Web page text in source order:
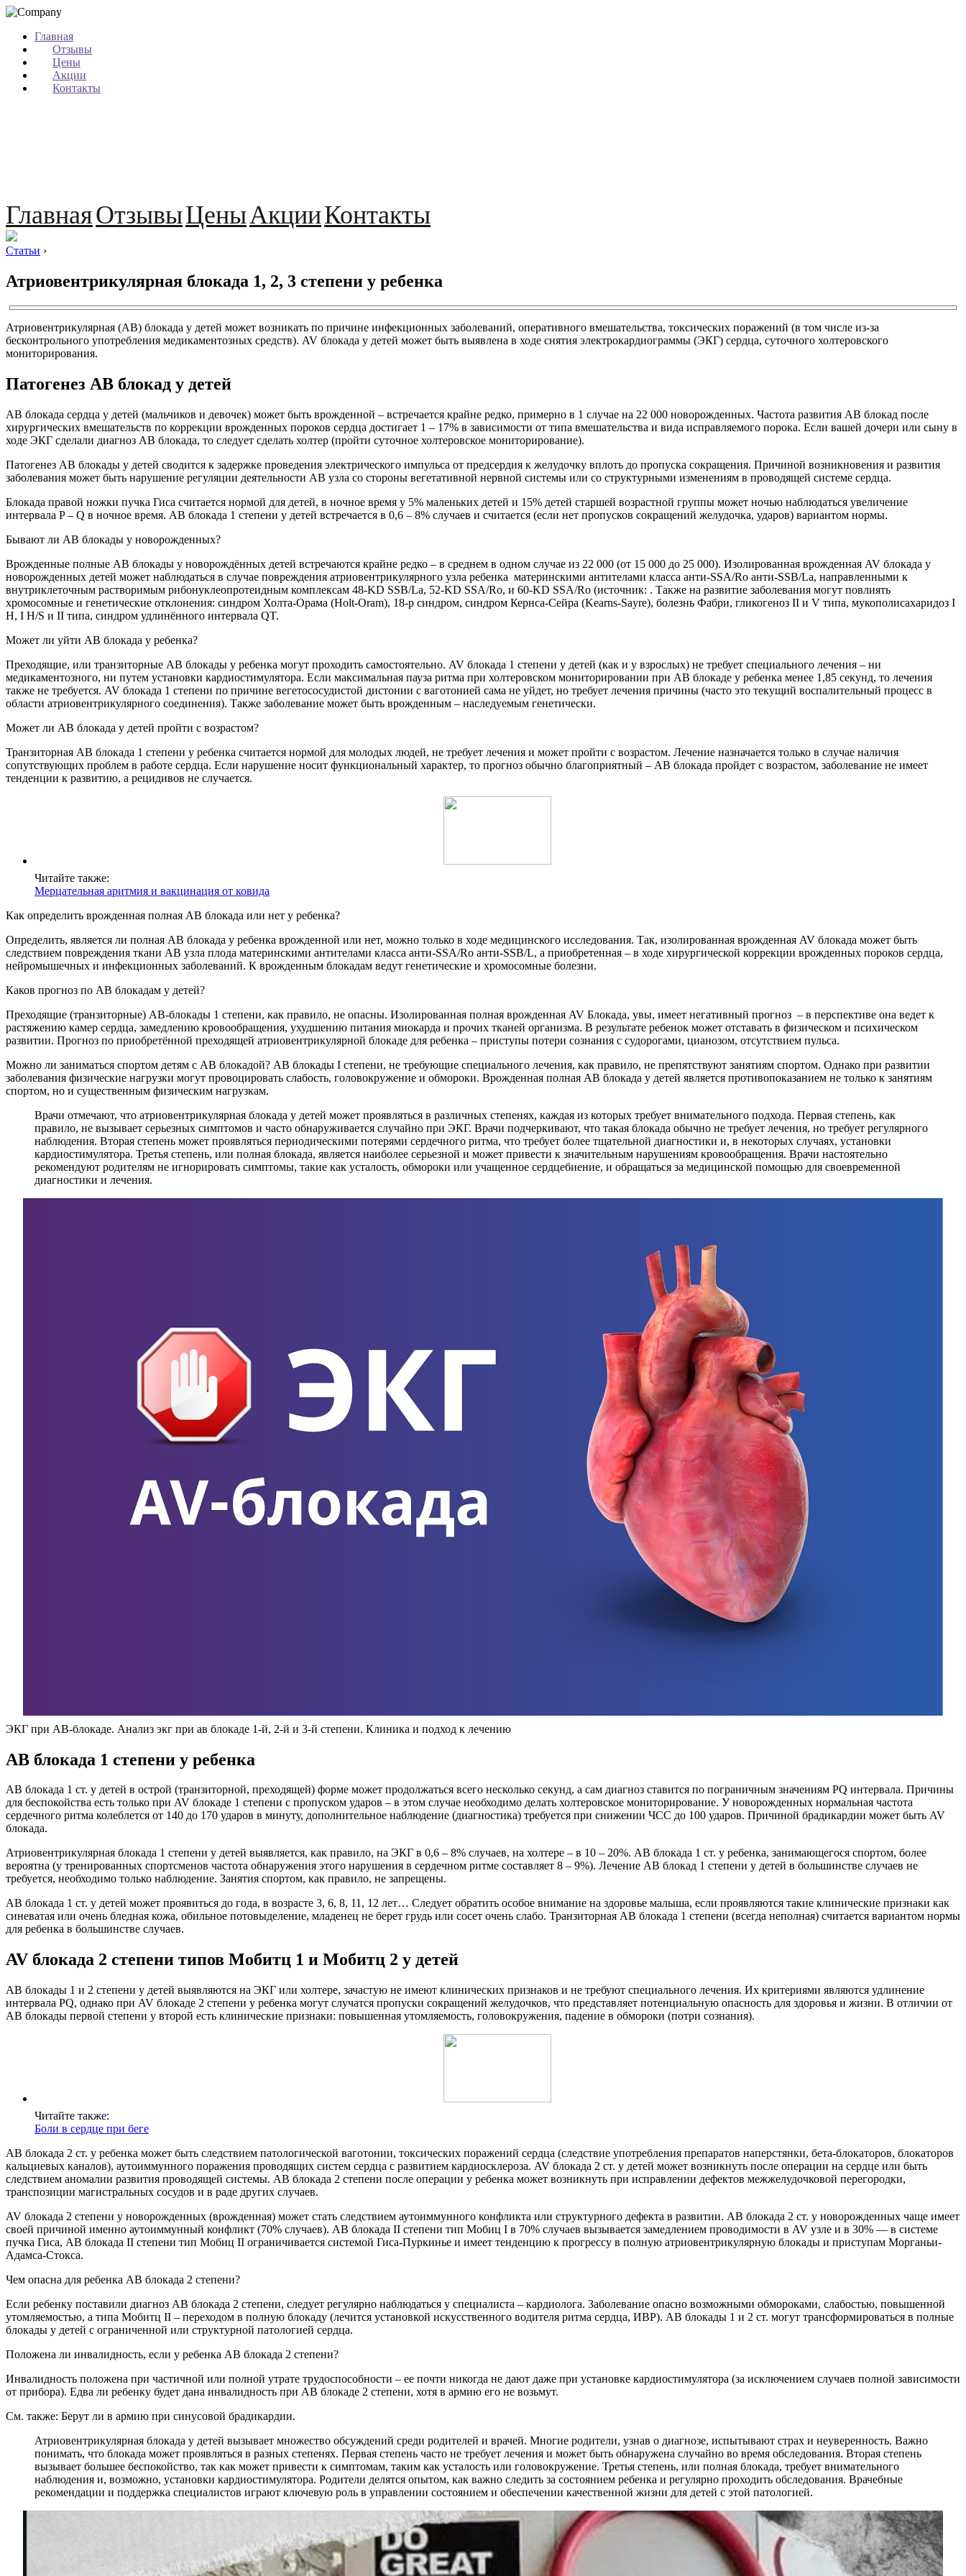
Главная
Отзывы
Цены
Акции
Контакты
ГлавнаяОтзывыЦеныАкцииКонтакты
Статьи ›
Атриовентрикулярная блокада 1, 2, 3 степени у ребенка
Атриовентрикулярная (АВ) блокада у детей может возникать по причине инфекционных заболеваний, оперативного вмешательства, токсических поражений (в том числе из-за
бесконтрольного употребления медикаментозных средств). AV блокада у детей может быть выявлена в ходе снятия электрокардиограммы (ЭКГ) сердца, суточного холтеровского
мониторирования.
Патогенез АВ блокад у детей
АВ блокада сердца у детей (мальчиков и девочек) может быть врожденной – встречается крайне редко, примерно в 1 случае на 22 000 новорожденных. Частота развития АВ блокад после
хирургических вмешательств по коррекции врожденных пороков сердца достигает 1 – 17% в зависимости от типа вмешательства и вида исправляемого порока. Если вашей дочери или сыну в
ходе ЭКГ сделали диагноз АВ блокада, то следует сделать холтер (пройти суточное холтеровское мониторирование).
Патогенез АВ блокады у детей сводится к задержке проведения электрического импульса от предсердия к желудочку вплоть до пропуска сокращения. Причиной возникновения и развития
заболевания может быть нарушение регуляции деятельности АВ узла со стороны вегетативной нервной системы или со структурными изменениям в проводящей системе сердца.
Блокада правой ножки пучка Гиса считается нормой для детей, в ночное время у 5% маленьких детей и 15% детей старшей возрастной группы может ночью наблюдаться увеличение
интервала P – Q в ночное время. АВ блокада 1 степени у детей встречается в 0,6 – 8% случаев и считается (если нет пропусков сокращений желудочка, ударов) вариантом нормы.
Бывают ли АВ блокады у новорожденных?
Врожденные полные АВ блокады у новорождённых детей встречаются крайне редко – в среднем в одном случае из 22 000 (от 15 000 до 25 000). Изолированная врожденная AV блокада у
новорожденных детей может наблюдаться в случае повреждения атриовентрикулярного узла ребенка материнскими антителами класса анти-SSA/Ro анти-SSB/La, направленными к
внутриклеточным растворимым рибонуклеопротеидным комплексам 48-KD SSB/La, 52-KD SSA/Ro, и 60-KD SSA/Ro (источник: . Также на развитие заболевания могут повлиять
хромосомные и генетические отклонения: синдром Холта-Орама (Holt-Oram), 18-p синдром, синдром Кернса-Сейра (Kearns-Sayre), болезнь Фабри, гликогеноз II и V типа, мукополисахаридоз I
H, I H/S и II типа, синдром удлинённого интервала QT.
Может ли уйти АВ блокада у ребенка?
Преходящие, или транзиторные АВ блокады у ребенка могут проходить самостоятельно. AV блокада 1 степени у детей (как и у взрослых) не требует специального лечения – ни
медикаментозного, ни путем установки кардиостимулятора. Если максимальная пауза ритма при холтеровском мониторировании при АВ блокаде у ребенка менее 1,85 секунд, то лечения
также не требуется. AV блокада 1 степени по причине вегетососудистой дистонии с ваготонией сама не уйдет, но требует лечения причины (часто это текущий воспалительный процесс в
области атриовентрикулярного соединения). Также заболевание может быть врожденным – наследуемым генетически.
Может ли АВ блокада у детей пройти с возрастом?
Транзиторная АВ блокада 1 степени у ребенка считается нормой для молодых людей, не требует лечения и может пройти с возрастом. Лечение назначается только в случае наличия
сопутствующих проблем в работе сердца. Если нарушение носит функциональный характер, то прогноз обычно благоприятный – АВ блокада пройдет с возрастом, заболевание не имеет
тенденции к развитию, а рецидивов не случается.
Читайте также:
Мерцательная аритмия и вакцинация от ковида
Как определить врожденная полная АВ блокада или нет у ребенка?
Определить, является ли полная АВ блокада у ребенка врожденной или нет, можно только в ходе медицинского исследования. Так, изолированная врожденная AV блокада может быть
следствием повреждения ткани АВ узла плода материнскими антителами класса анти-SSA/Ro анти-SSB/L, а приобретенная – в ходе хирургической коррекции врожденных пороков сердца,
нейромышечных и инфекционных заболеваний. К врожденным блокадам ведут генетические и хромосомные болезни.
Каков прогноз по АВ блокадам у детей?
Преходящие (транзиторные) АВ-блокады 1 степени, как правило, не опасны. Изолированная полная врожденная AV Блокада, увы, имеет негативный прогноз – в перспективе она ведет к
растяжению камер сердца, замедлению кровообращения, ухудшению питания миокарда и прочих тканей организма. В результате ребенок может отставать в физическом и психическом
развитии. Прогноз по приобретённой преходящей атриовентрикулярной блокаде для ребенка – приступы потери сознания с судорогами, цианозом, отсутствием пульса.
Можно ли заниматься спортом детям с АВ блокадой? АВ блокады I степени, не требующие специального лечения, как правило, не препятствуют занятиям спортом. Однако при развитии
заболевания физические нагрузки могут провоцировать слабость, головокружение и обмороки. Врожденная полная АВ блокада у детей является противопоказанием не только к занятиям
спортом, но и существенным физическим нагрузкам.
Врачи отмечают, что атриовентрикулярная блокада у детей может проявляться в различных степенях, каждая из которых требует внимательного подхода. Первая степень, как
правило, не вызывает серьезных симптомов и часто обнаруживается случайно при ЭКГ. Врачи подчеркивают, что такая блокада обычно не требует лечения, но требует регулярного
наблюдения. Вторая степень может проявляться периодическими потерями сердечного ритма, что требует более тщательной диагностики и, в некоторых случаях, установки
кардиостимулятора. Третья степень, или полная блокада, является наиболее серьезной и может привести к значительным нарушениям кровообращения. Врачи настоятельно
рекомендуют родителям не игнорировать симптомы, такие как усталость, обмороки или учащенное сердцебиение, и обращаться за медицинской помощью для своевременной
диагностики и лечения.
ЭКГ при АВ-блокаде. Анализ экг при ав блокаде 1-й, 2-й и 3-й степени. Клиника и подход к лечению
АВ блокада 1 степени у ребенка
АВ блокада 1 ст. у детей в острой (транзиторной, преходящей) форме может продолжаться всего несколько секунд, а сам диагноз ставится по пограничным значениям PQ интервала. Причины
для беспокойства есть только при AV блокаде 1 степени с пропуском ударов – в этом случае необходимо делать холтеровское мониторирование. У новорожденных нормальная частота
сердечного ритма колеблется от 140 до 170 ударов в минуту, дополнительное наблюдение (диагностика) требуется при снижении ЧСС до 100 ударов. Причиной брадикардии может быть AV
блокада.
Атриовентрикулярная блокада 1 степени у детей выявляется, как правило, на ЭКГ в 0,6 – 8% случаев, на холтере – в 10 – 20%. АВ блокада 1 ст. у ребенка, занимающегося спортом, более
вероятна (у тренированных спортсменов частота обнаружения этого нарушения в сердечном ритме составляет 8 – 9%). Лечение АВ блокад 1 степени у детей в большинстве случаев не
требуется, необходимо только наблюдение. Занятия спортом, как правило, не запрещены.
АВ блокада 1 ст. у детей может проявиться до года, в возрасте 3, 6, 8, 11, 12 лет… Следует обратить особое внимание на здоровье малыша, если проявляются такие клинические признаки как
синеватая или очень бледная кожа, обильное потовыделение, младенец не берет грудь или сосет очень слабо. Транзиторная АВ блокада 1 степени (всегда неполная) считается вариантом нормы
для ребенка в большинстве случаев.
AV блокада 2 степени типов Мобитц 1 и Мобитц 2 у детей
АВ блокады 1 и 2 степени у детей выявляются на ЭКГ или холтере, зачастую не имеют клинических признаков и не требуют специального лечения. Их критериями являются удлинение
интервала PQ, однако при AV блокаде 2 степени у ребенка могут случатся пропуски сокращений желудочков, что представляет потенциальную опасность для здоровья и жизни. В отличии от
АВ блокады первой степени у второй есть клинические признаки: повышенная утомляемость, головокружения, падение в обмороки (потри сознания).
Читайте также:
Боли в сердце при беге
АВ блокада 2 ст. у ребенка может быть следствием патологической ваготонии, токсических поражений сердца (следствие употребления препаратов наперстянки, бета-блокаторов, блокаторов
кальциевых каналов), аутоиммунного поражения проводящих систем сердца с развитием кардиосклероза. AV блокада 2 ст. у детей может возникнуть после операции на сердце или быть
следствием аномалии развития проводящей системы. АВ блокада 2 степени после операции у ребенка может возникнуть при исправлении дефектов межжелудочковой перегородки,
транспозиции магистральных сосудов и в раде других случаев.
AV блокада 2 степени у новорожденных (врожденная) может стать следствием аутоиммунного конфликта или структурного дефекта в развитии. АВ блокада 2 ст. у новорожденных чаще имеет
своей причиной именно аутоиммунный конфликт (70% случаев). АВ блокада II степени тип Мобиц I в 70% случаев вызывается замедлением проводимости в AV узле и в 30% — в системе
пучка Гиса, АВ блокада II степени тип Мобиц II ограничивается системой Гиса-Пуркинье и имеет тенденцию к прогрессу в полную атриовентрикулярную блокады и приступам Морганьи-
Адамса-Стокса.
Чем опасна для ребенка АВ блокада 2 степени?
Если ребенку поставили диагноз АВ блокада 2 степени, следует регулярно наблюдаться у специалиста – кардиолога. Заболевание опасно возможными обмороками, слабостью, повышенной
утомляемостью, а типа Мобитц II – переходом в полную блокаду (лечится установкой искусственного водителя ритма сердца, ИВР). АВ блокады 1 и 2 ст. могут трансформироваться в полные
блокады у детей с ограниченной или структурной патологией сердца.
Положена ли инвалидность, если у ребенка АВ блокада 2 степени?
Инвалидность положена при частичной или полной утрате трудоспособности – ее почти никогда не дают даже при установке кардиостимулятора (за исключением случаев полной зависимости
от прибора). Едва ли ребенку будет дана инвалидность при АВ блокаде 2 степени, хотя в армию его не возьмут.
См. также: Берут ли в армию при синусовой брадикардии.
Атриовентрикулярная блокада у детей вызывает множество обсуждений среди родителей и врачей. Многие родители, узнав о диагнозе, испытывают страх и неуверенность. Важно
понимать, что блокада может проявляться в разных степенях. Первая степень часто не требует лечения и может быть обнаружена случайно во время обследования. Вторая степень
вызывает большее беспокойство, так как может привести к симптомам, таким как усталость или головокружение. Третья степень, или полная блокада, требует внимательного
наблюдения и, возможно, установки кардиостимулятора. Родители делятся опытом, как важно следить за состоянием ребенка и регулярно проходить обследования. Врачебные
рекомендации и поддержка специалистов играют ключевую роль в управлении состоянием и обеспечении качественной жизни для детей с этой патологией.